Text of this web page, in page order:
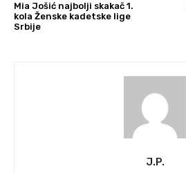
Mia Jošić najbolji skakač 1.
kola Ženske kadetske lige
Srbije
J.P.